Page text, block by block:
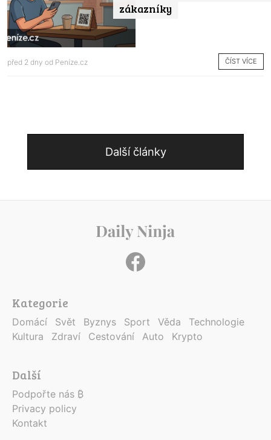
zákazníky
před 2 dny od Peníze.cz ČÍST VÍCE
Další články
Kategorie
Domácí Svět Byznys Sport Věda
Technologie
Kultura
Zdraví Cestování Auto Krypto
Další
Podpořte nás ₿
Privacy policy
Kontakt